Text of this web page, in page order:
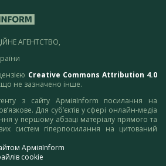
АГЕНТСТВО,
Creative Commons Attribution 4.0
не зазначено інше.
з сайту АрміяInform посилання на
Для суб’єктів у сфері онлайн-медіа
у першому абзаці матеріалу прямого та
систем гіперпосилання на цитований
АрміяInform
cookie